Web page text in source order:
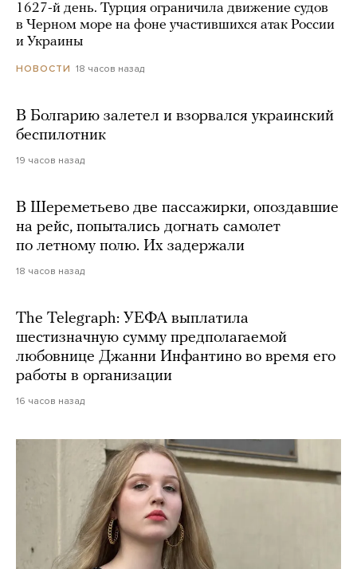
1627-й день. Турция ограничила движение судов
в Черном море на фоне участившихся атак России
и Украины
НОВОСТИ 18 часов назад
В Болгарию залетел и взорвался украинский
беспилотник
19 часов назад
В Шереметьево две пассажирки, опоздавшие
на рейс, попытались догнать самолет
по летному полю. Их задержали
18 часов назад
The Telegraph: УЕФА выплатила
шестизначную сумму предполагаемой
любовнице Джанни Инфантино во время его
работы в организации
16 часов назад